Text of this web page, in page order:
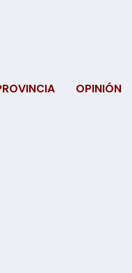
OPINIÓN